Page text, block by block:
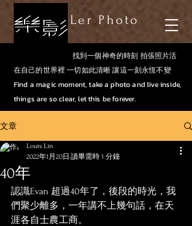
Ler Photo
找到一個神奇的時刻 拍張照片活
在自己的世界裡 一切如此清晰 讓這一刻永恆不變
Find a magic moment, take a photo and live inside,
things are so clear, let this be forever.
文章
40年
Louis Lin
2022年1月20日 讀畢需時 1 分鐘
認識Evan 超過40年了，後段的時光，我
們聚少離多，一年講不上幾句話，在天
涯各自士農工商。